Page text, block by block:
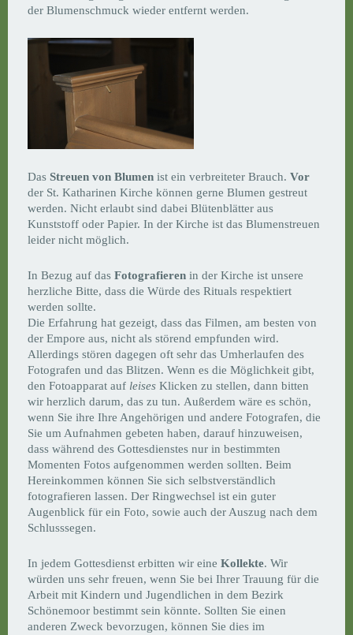
der Blumenschmuck wieder entfernt werden.
Das Streuen von Blumen ist ein verbreiteter Brauch. Vor
der St. Katharinen Kirche können gerne Blumen gestreut
werden. Nicht erlaubt sind dabei Blütenblätter aus
Kunststoff oder Papier. In der Kirche ist das Blumenstreuen
leider nicht möglich.
In Bezug auf das Fotografieren in der Kirche ist unsere
herzliche Bitte, dass die Würde des Rituals respektiert
werden sollte.
Die Erfahrung hat gezeigt, dass das Filmen, am besten von
der Empore aus, nicht als störend empfunden wird.
Allerdings stören dagegen oft sehr das Umherlaufen des
Fotografen und das Blitzen. Wenn es die Möglichkeit gibt,
den Fotoapparat auf leises Klicken zu stellen, dann bitten
wir herzlich darum, das zu tun. Außerdem wäre es schön,
wenn Sie ihre Ihre Angehörigen und andere Fotografen, die
Sie um Aufnahmen gebeten haben, darauf hinzuweisen,
dass während des Gottesdienstes nur in bestimmten
Momenten Fotos aufgenommen werden sollten. Beim
Hereinkommen können Sie sich selbstverständlich
fotografieren lassen. Der Ringwechsel ist ein guter
Augenblick für ein Foto, sowie auch der Auszug nach dem
Schlusssegen.
In jedem Gottesdienst erbitten wir eine Kollekte. Wir
würden uns sehr freuen, wenn Sie bei Ihrer Trauung für die
Arbeit mit Kindern und Jugendlichen in dem Bezirk
Schönemoor bestimmt sein könnte. Sollten Sie einen
anderen Zweck bevorzugen, können Sie dies im